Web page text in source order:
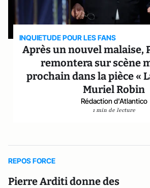
INQUIETUDE POUR LES FANS
Après un nouvel malaise,
remontera sur scène
prochain dans la pièce «
Muriel Robin
Rédaction d'Atlantico
1 min de lecture
REPOS FORCE
Pierre Arditi donne des